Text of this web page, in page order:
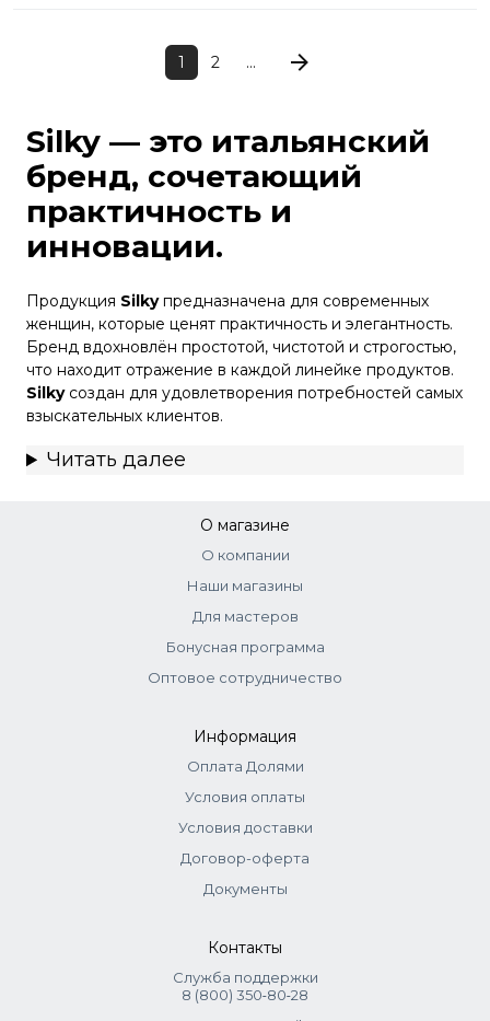
1 2 ...
Silky — это итальянский
бренд, сочетающий
практичность и
инновации.
Продукция Silkyпредназначена для современных
женщин, которые ценят практичность и элегантность.
Бренд вдохновлён простотой, чистотой и строгостью,
что находит отражение в каждой линейке продуктов.
Silkyсоздан для удовлетворения потребностей самых
взыскательных клиентов.
Читать далее
О магазине
О компании
Наши магазины
Для мастеров
Бонусная программа
Оптовое сотрудничество
Информация
Оплата Долями
Условия оплаты
Условия доставки
Договор-оферта
Документы
Контакты
Служба поддержки
8 (800) 350‑80‑28